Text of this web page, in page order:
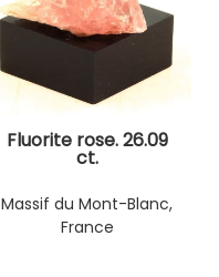
Fluorite rose. 26.09
ct.
Massif du Mont-Blanc,
France